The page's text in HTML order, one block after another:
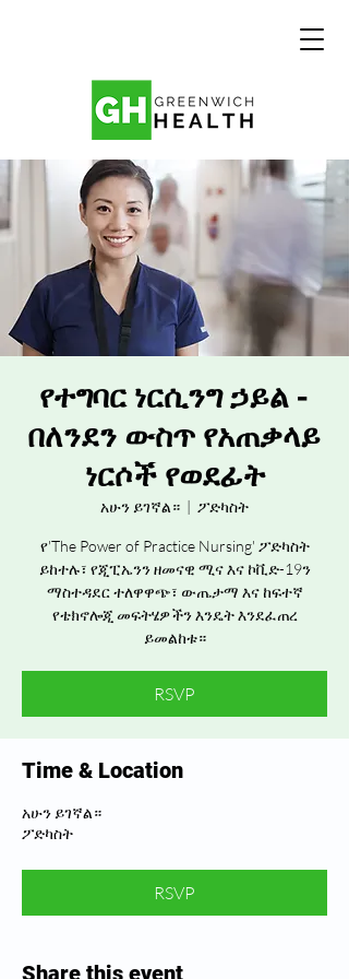
የተግባር ነርሲንግ ኃይል -
በለንደን ውስጥ የአጠቃላይ
ነርሶች የወደፊት
አሁን ይገኛል።
  |
ፖድካስት
የ'The Power of Practice Nursing' ፖድካስት
ይከተሉ፣ የጂፒኤንን ዘመናዊ ሚና እና ኮቪድ-19ን
ማስተዳደር ተለዋዋጭ፣ ውጤታማ እና ከፍተኛ
የቴክኖሎጂ መፍትሄዎችን እንዴት እንደፈጠረ
ይመልከቱ።
RSVP
Time & Location
አሁን ይገኛል።
ፖድካስት
RSVP
Share this event